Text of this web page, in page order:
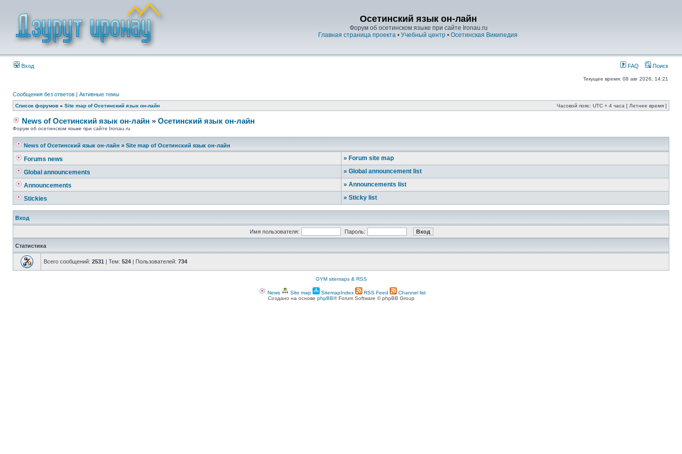
Осетинский язык он-лайн
Форум об осетинском языке при сайте Ironau.ru
Главная страница проекта • Учебный центр • Осетинская Википедия
Вход FAQ Поиск
Текущее время: 08 авг 2026, 14:21
Сообщения без ответов | Активные темы
Список форумов » Site map of Осетинский язык он-лайн Часовой пояс: UTC + 4 часа [ Летнее время ]
News of Осетинский язык он-лайн » Осетинский язык он-лайн
Форум об осетинском языке при сайте Ironau.ru
News of Осетинский язык он-лайн » Site map of Осетинский язык он-лайн
Forums news » Forum site map
Global announcements
» Global announcement list
Announcements
» Announcements list
Stickies
» Sticky list
Вход
Имя пользователя: Пароль:
Статистика
Всего сообщений: 2531 | Тем: 524 | Пользователей: 734
GYM sitemaps & RSS
News Site map SitemapIndex RSS Feed
Channel list
Создано на основе phpBB® Forum Software © phpBB Group